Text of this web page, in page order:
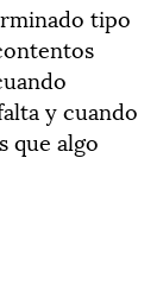
tipo
y cuando
que algo